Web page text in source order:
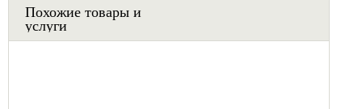
Похожие товары и
услуги